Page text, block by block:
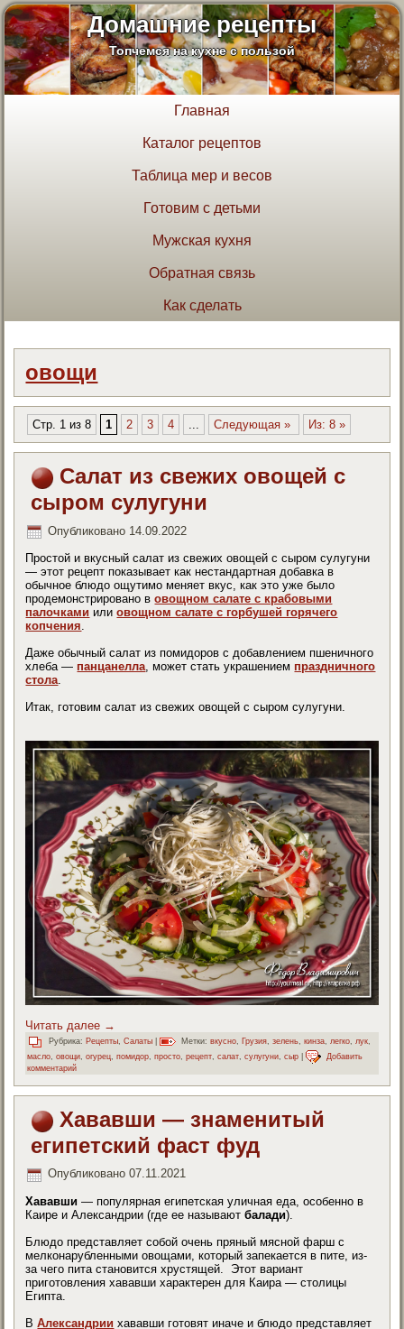
Домашние рецепты
Топчемся на кухне с пользой
Главная
Каталог рецептов
Таблица мер и весов
Готовим с детьми
Мужская кухня
Обратная связь
Как сделать
овощи
Стр. 1 из 8 1 2 3 4 ... Следующая » Из: 8 »
Салат из свежих овощей с
сыром сулугуни
Опубликовано 14.09.2022
Простой и вкусный салат из свежих овощей с сыром сулугуни
— этот рецепт показывает как нестандартная добавка в
обычное блюдо ощутимо меняет вкус, как это уже было
продемонстрировано вовощном салате с крабовыми
палочками илиовощном салате с горбушей горячего
копчения.
Даже обычный салат из помидоров с добавлением пшеничного
хлеба — панцанелла, может стать украшением праздничного
стола.
Итак, готовим салат из свежих овощей с сыром сулугуни.
Читать далее →
Рубрика: Рецепты,Салаты Метки: вкусно, Грузия,зелень,кинза,легко,лук,
масло ,овощи ,огурец ,помидор ,просто ,рецепт ,салат ,сулугуни ,сыр |
Добавить
комментарий
Хававши — знаменитый
египетский фаст фуд
Опубликовано 07.11.2021
Хававши — популярная египетская уличная еда, особенно в
Каире и Александрии (где ее называютбалади).
Блюдо представляет собой очень пряный мясной фарш с
мелконарубленными овощами, который запекается в пите, из-
за чего пита становится хрустящей. Этот вариант
приготовления хававши характерен для Каира — столицы
Египта.
ВАлександрии хававши готовят иначе и блюдо представляет